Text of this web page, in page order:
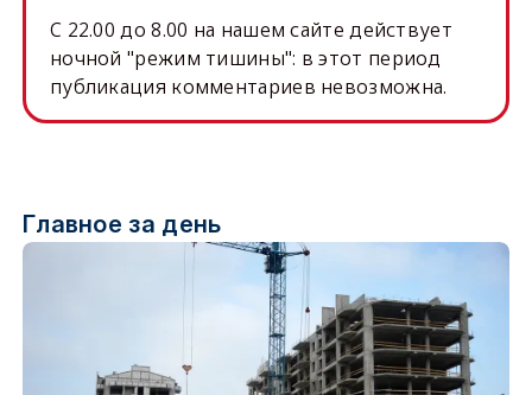
C 22.00 до 8.00 на нашем сайте действует
ночной "режим тишины": в этот период
публикация комментариев невозможна.
Главное за день